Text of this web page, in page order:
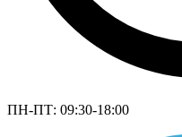
ПН-ПТ: 09:30-18:00